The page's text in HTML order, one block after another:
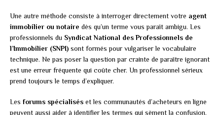
Une autre méthode consiste à interroger directement votre agent
immobilier ou notaire dès qu’un terme vous paraît ambigu. Les
professionnels du Syndicat National des Professionnels de
l’Immobilier (SNPI) sont formés pour vulgariser le vocabulaire
technique. Ne pas poser la question par crainte de paraître ignorant
est une erreur fréquente qui coûte cher. Un professionnel sérieux
prend toujours le temps d’expliquer.
Les forums spécialisés et les communautés d’acheteurs en ligne
peuvent aussi aider à identifier les termes qui sèment la confusion.